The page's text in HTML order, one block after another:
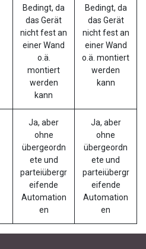
Bedingt, da
das Gerät
nicht fest an
einer Wand
o.ä.
montiert
werden
kann
Bedingt, da
das Gerät
nicht fest an
einer Wand
o.ä. montiert
werden
kann
Ja, aber
ohne
übergeordn
ete und
parteiübergr
eifende
Automation
en
Ja, aber
ohne
übergeordn
ete und
parteiübergr
eifende
Automation
en